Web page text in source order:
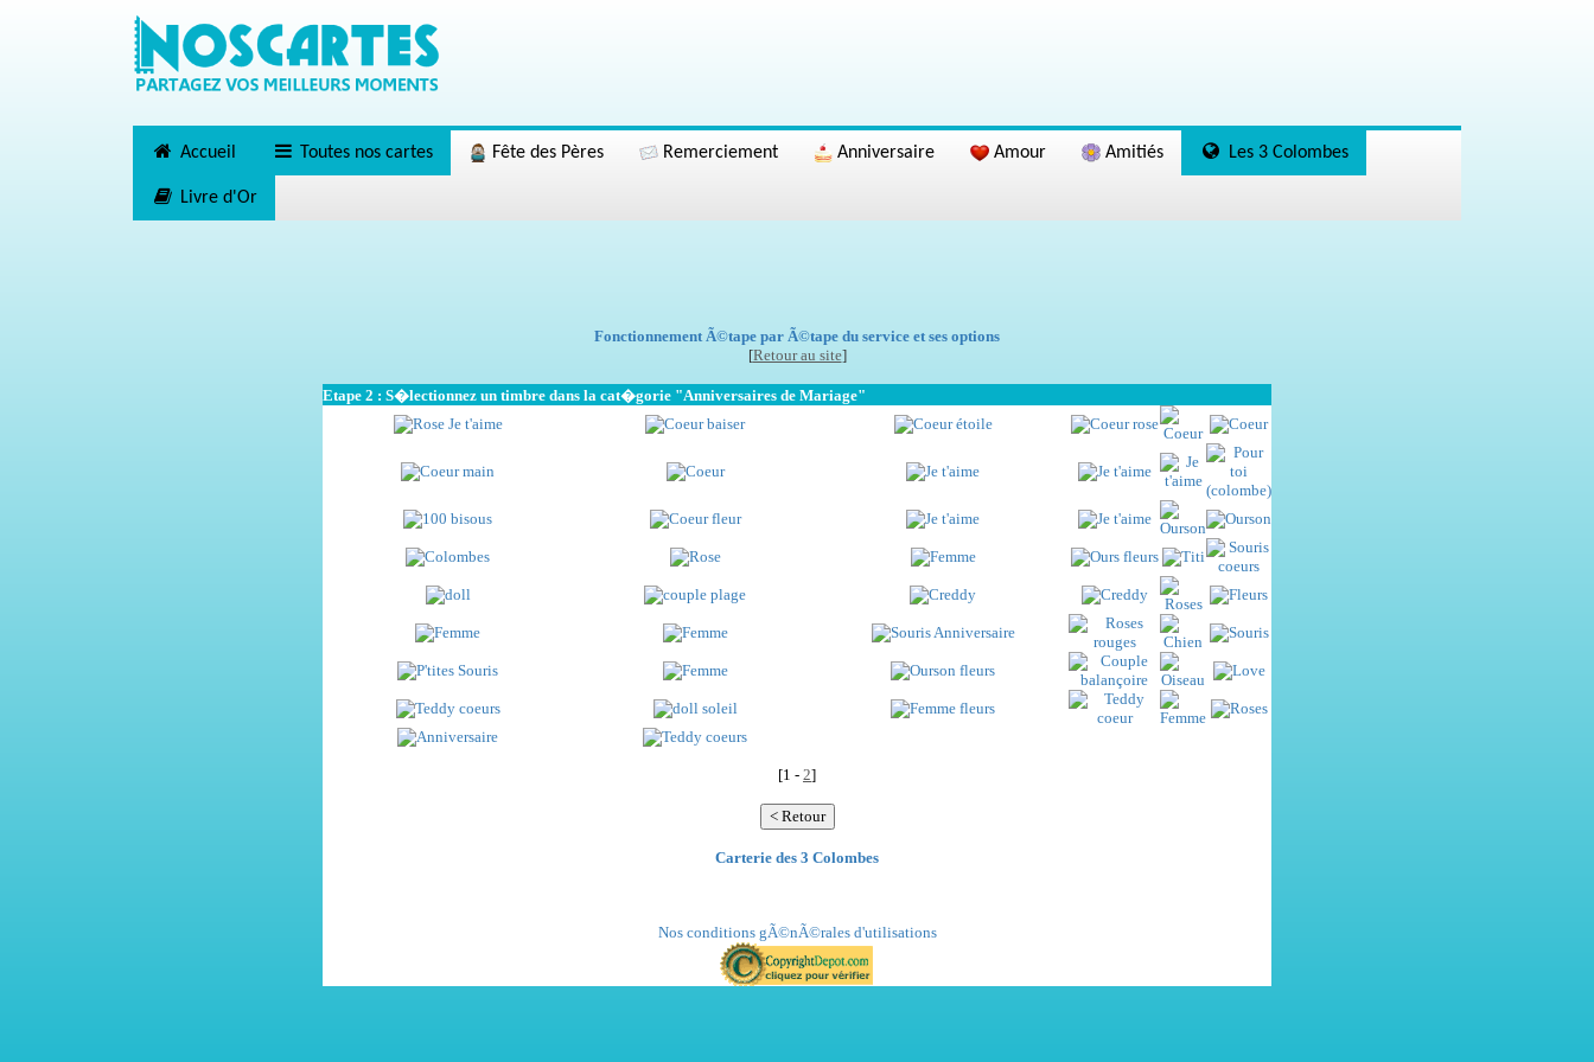
Accueil Toutes nos cartes Fête des Pères Remerciement Anniversaire Amour Amitiés Les 3 Colombes
Livre d'Or
Fonctionnement Ã©tape par Ã©tape du service et ses options
[Retour au site]
Etape 2 : S�lectionnez un timbre dans la cat�gorie "Anniversaires de Mariage"
[1 - 2]
Carterie des 3 Colombes
Nos conditions gÃ©nÃ©rales d'utilisations